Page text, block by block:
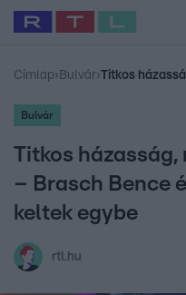
Legfrissebb RTL Híradó
Babits Marcella
Címlap› Bulvár›
Bulvár
Titkos
– Brasch Bence
keltek egybe
rtl.hu